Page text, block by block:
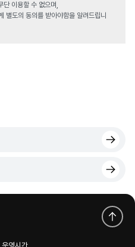
이용할 수 없으며,
별도의 동의를 받아야함을 알려드립니